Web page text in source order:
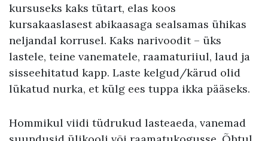
kursuseks kaks tütart, elas koos
kursakaaslasest abikaasaga sealsamas ühikas
neljandal korrusel. Kaks narivoodit – üks
lastele, teine vanematele, raamaturiiul, laud ja
sisseehitatud kapp. Laste kelgud/kärud olid
lükatud nurka, et külg ees tuppa ikka pääseks.
Hommikul viidi tüdrukud lasteaeda, vanemad